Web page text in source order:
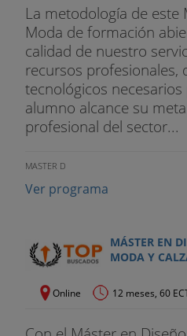
La metodología de este
Moda de formación
calidad de nuestro
recursos profesionales,
tecnológicos
alumno alcance su
profesional del sector...
MASTER D
Ver programa
MÁSTER EN
MODA Y
Online 12 meses, 60